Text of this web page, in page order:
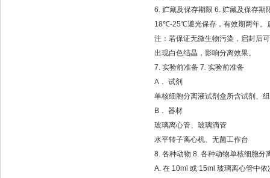
6. 贮藏及保存期限 6. 贮藏及保存期
18℃-25℃避光保存，有效期两年。
注：若保证无微生物污染，启封后
出现白色结晶，影响分离效果。
7. 实验前准备 7. 实验前准备
A ． 试剂
单核细胞分离液试剂盒所含试剂、
B ． 器材
玻璃离心管、玻璃滴管
水平转子离心机、无菌工作台
8. 各种动物 8. 各种动物单核细胞分
A. 在 10ml 或 15ml 玻璃离心管中依